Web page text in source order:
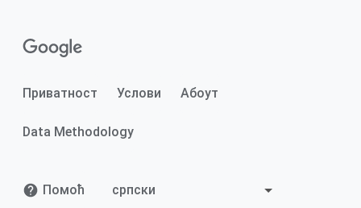
Приватност Услови Абоут
Data Methodology
Помоћ